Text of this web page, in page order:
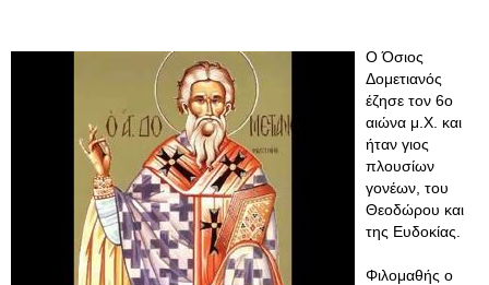
Ο Όσιος
Δομετιανός
έζησε τον 6ο
αιώνα μ.Χ. και
ήταν γιος
πλουσίων
γονέων, του
Θεοδώρου και
της Ευδοκίας.
Φιλομαθής ο